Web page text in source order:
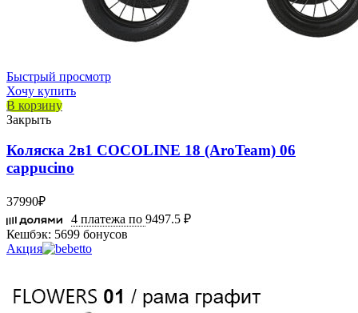
Быстрый просмотр
Хочу купить
В корзину
Закрыть
Коляска 2в1 COCOLINE 18 (AroTeam) 06
cappucino
37990₽
4 платежа по 9497.5 ₽
Кешбэк: 5699 бонусов
Акция